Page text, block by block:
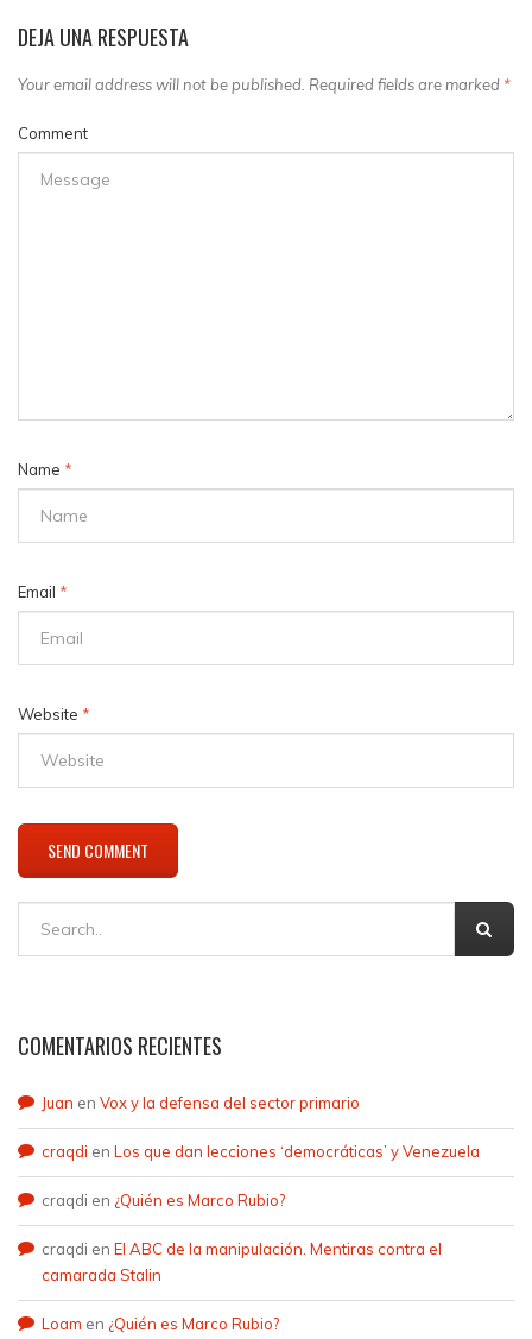
DEJA UNA RESPUESTA
Your email address will not be published. Required fields are marked *
Comment
Name *
Email *
Website *
COMENTARIOS RECIENTES
Juan en Vox y la defensa del sector primario
craqdi en Los que dan lecciones ‘democráticas’ y Venezuela
craqdi en ¿Quién es Marco Rubio?
craqdi en El ABC de la manipulación. Mentiras contra el
camarada Stalin
Loam en ¿Quién es Marco Rubio?